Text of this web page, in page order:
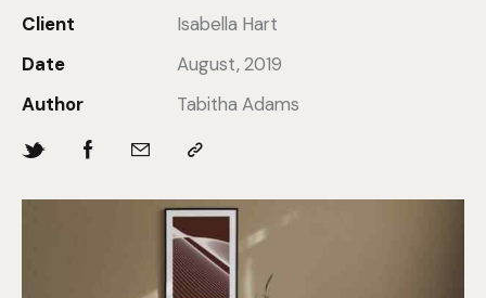
Client
Isabella Hart
Date
August, 2019
Author
Tabitha Adams